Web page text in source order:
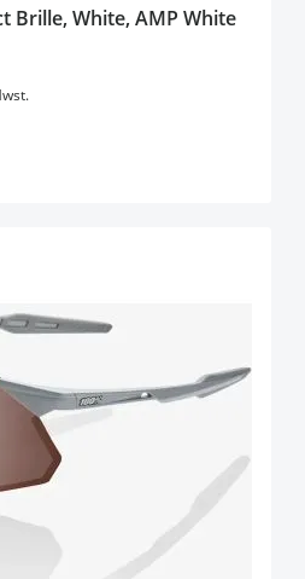
Brille, White, AMP White